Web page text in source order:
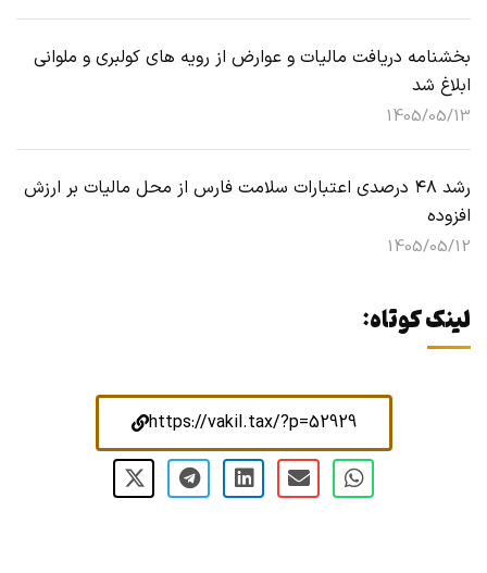
بخشنامه دریافت مالیات و عوارض از رویه های کولبری و ملوانی
ابلاغ شد
1405/05/13
رشد ۴۸ درصدی اعتبارات سلامت فارس از محل مالیات بر ارزش
افزوده
1405/05/12
لینک کوتاه:
https://vakil.tax/?p=52929